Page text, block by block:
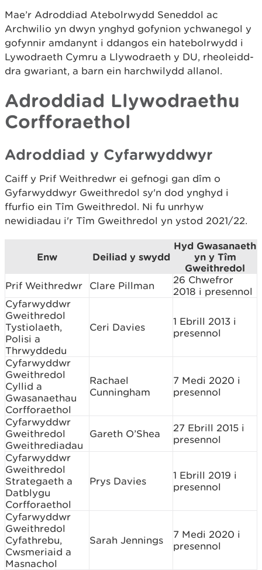
Mae’r Adroddiad Atebolrwydd Seneddol ac
Archwilio yn dwyn ynghyd gofynion ychwanegol y
gofynnir amdanynt i ddangos ein hatebolrwydd i
Lywodraeth Cymru a Llywodraeth y DU, rheoleidd-
dra gwariant, a barn ein harchwilydd allanol.
Adroddiad Llywodraethu
Corfforaethol
Adroddiad y Cyfarwyddwyr
Caiff y Prif Weithredwr ei gefnogi gan dîm o
Gyfarwyddwyr Gweithredol sy'n dod ynghyd i
ffurfio ein Tîm Gweithredol. Ni fu unrhyw
newidiadau i'r Tîm Gweithredol yn ystod 2021/22.
Enw Deiliad y swydd
Hyd Gwasanaeth
yn y Tîm
Gweithredol
Prif Weithredwr Clare Pillman
26 Chwefror
2018 i presennol
Cyfarwyddwr
Gweithredol
Tystiolaeth,
Polisi a
Thrwyddedu
Ceri Davies
1 Ebrill 2013 i
presennol
Cyfarwyddwr
Gweithredol
Cyllid a
Gwasanaethau
Corfforaethol
Rachael
Cunningham
7 Medi 2020 i
presennol
Cyfarwyddwr
Gweithredol
Gweithrediadau
Gareth O’Shea
27 Ebrill 2015 i
presennol
Cyfarwyddwr
Gweithredol
Strategaeth a
Datblygu
Corfforaethol
Prys Davies
1 Ebrill 2019 i
presennol
Cyfarwyddwr
Gweithredol
Cyfathrebu,
Cwsmeriaid a
Masnachol
Sarah Jennings
7 Medi 2020 i
presennol